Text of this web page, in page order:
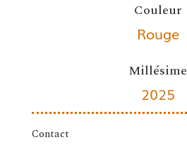
Couleur
Rouge
Millésime
2025
Contact